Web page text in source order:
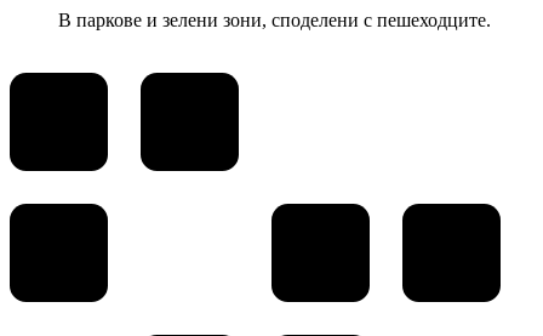
В паркове и зелени зони, споделени с пешеходците.